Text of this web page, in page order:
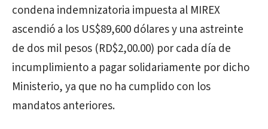
condena indemnizatoria impuesta al MIREX
ascendió a los US$89,600 dólares y una astreinte
de dos mil pesos (RD$2,00.00) por cada día de
incumplimiento a pagar solidariamente por dicho
Ministerio, ya que no ha cumplido con los
mandatos anteriores.